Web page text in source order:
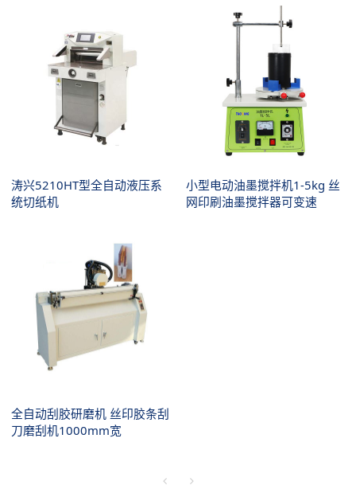
涛兴5210HT型全自动液压系
统切纸机
小型电动油墨搅拌机1-5kg 丝
网印刷油墨搅拌器可变速
全自动刮胶研磨机 丝印胶条刮
刀磨刮机1000mm宽